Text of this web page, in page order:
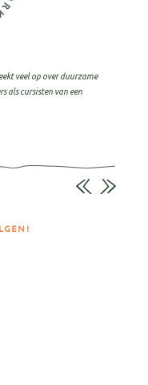
veel op over duurzame
als cursisten van een